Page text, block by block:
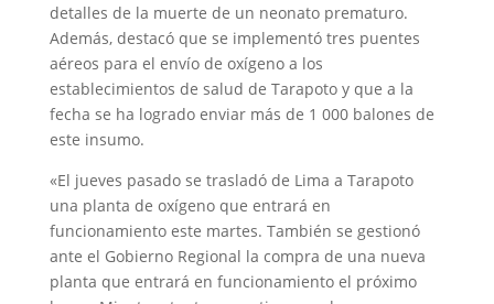
detalles de la muerte de un neonato prematuro.
Además, destacó que se implementó tres puentes
aéreos para el envío de oxígeno a los
establecimientos de salud de Tarapoto y que a la
fecha se ha logrado enviar más de 1 000 balones de
este insumo.
«El jueves pasado se trasladó de Lima a Tarapoto
una planta de oxígeno que entrará en
funcionamiento este martes. También se gestionó
ante el Gobierno Regional la compra de una nueva
planta que entrará en funcionamiento el próximo